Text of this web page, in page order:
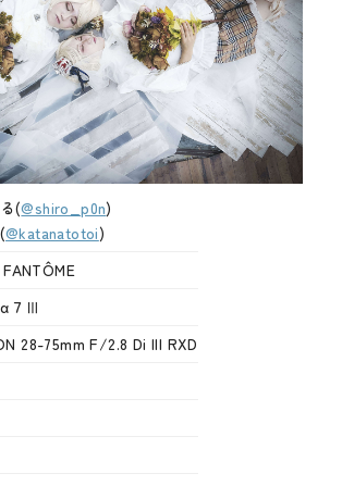
(@shiro_p0n)
@katanatotoi)
７Ⅲ
28-75mm F/2.8 Di III RXD